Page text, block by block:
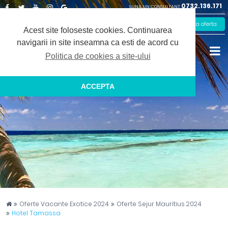
Acest site foloseste cookies. Continuarea
navigarii in site inseamna ca esti de acord cu
Politica de cookies a site-ului
ACCEPTA
Captain Travel
Oferte Vacante Exotice 2024
Oferte Sejur Mauritius 2024
Hotel Tamassa
SUNA UN CONSULTANT 0732.136.171
Plus
Solicita oferta